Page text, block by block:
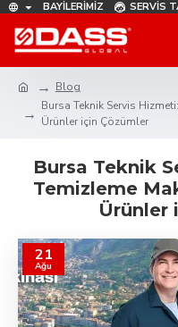
BAYILERIMIZ SERVIS
Blog
Bursa Teknik Servis
Ürünler için Çözümler
Bursa Teknik
Temizleme
Ürünler
21
Ağu